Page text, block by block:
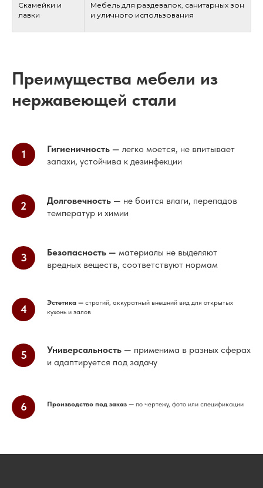
Скамейки и
лавки
Мебель для раздевалок, санитарных зон
и уличного использования
Преимущества мебели из
нержавеющей стали
Гигиеничность — легко моется, не впитывает
запахи, устойчива к дезинфекции
Долговечность — не боится влаги, перепадов
температур и химии
Безопасность — материалы не выделяют
вредных веществ, соответствуют нормам
Эстетика — строгий, аккуратный внешний вид для открытых
кухонь и залов
Универсальность — применима в разных сферах
и адаптируется под задачу
Производство под заказ — по чертежу, фото или спецификации